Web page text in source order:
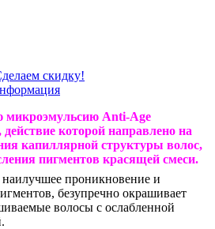
скидку!
микроэмульсию Anti-Age
которой направлено на
капиллярной структуры волос,
пигментов красящей смеси.
наилучшее проникновение и
безупречно окрашивает
волосы с ослабленной